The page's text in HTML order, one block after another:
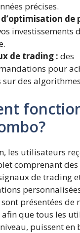
précises.
de
investissements
de trading : des
pour
sur des
les utilisateurs
comprenant des
de trading
présentées de
afin que tous les
puissent en